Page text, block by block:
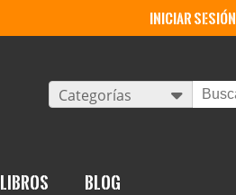
iniciar sesión
Categorías
Libros BLOG